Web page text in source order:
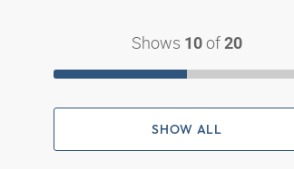
Shows 10 of 20
SHOW ALL